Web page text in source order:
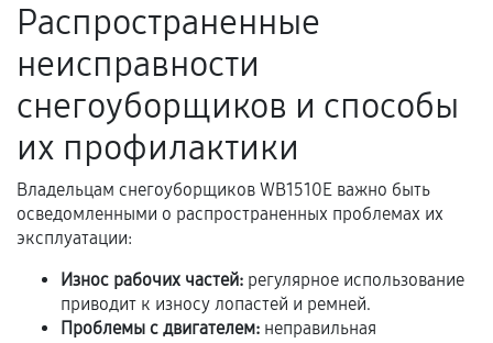
услуг и сроком гарантии.
Документы на установленные комплектующие
и кассовый чек.
Расширенная гарантия
В некоторых случаях возможно оформление
условия продления согласовываются отдельно и
фиксируются в документах.
Распространенные
неисправности
снегоуборщиков и способы
их профилактики
Владельцам снегоуборщиков WB1510E важно быть
осведомленными о распространенных проблемах их
эксплуатации:
Износ рабочих частей: регулярное использование
приводит к износу лопастей и ремней.
Проблемы с двигателем: неправильная